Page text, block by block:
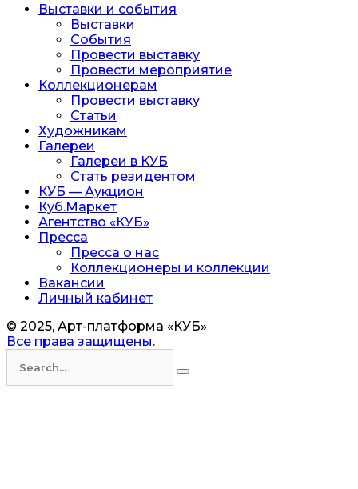
Выставки и события
Выставки
События
Провести выставку
Провести мероприятие
Коллекционерам
Провести выставку
Статьи
Художникам
Галереи
Галереи в КУБ
Стать резидентом
КУБ — Аукцион
Куб.Маркет
Агентство «КУБ»
Пресса
Пресса о нас
Коллекционеры и коллекции
Вакансии
Личный кабинет
© 2025, Арт-платформа «КУБ»
Все права защищены.